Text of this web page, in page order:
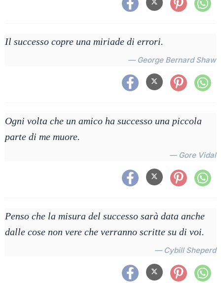
Il successo copre una miriade di errori.
— George Bernard Shaw
Ogni volta che un amico ha successo una piccola
parte di me muore.
— Gore Vidal
Penso che la misura del successo sarà data anche
dalle cose non vere che verranno scritte su di voi.
— Cybill Sheperd